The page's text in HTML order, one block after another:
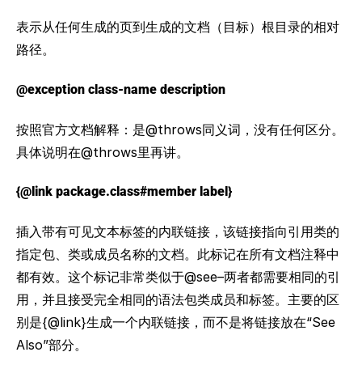
表示从任何生成的页到生成的文档（目标）根目录的相对
路径。
@exception class-name description
按照官方文档解释：是@throws同义词，没有任何区分。
具体说明在@throws里再讲。
{@link package.class#member label}
插入带有可见文本标签的内联链接，该链接指向引用类的
指定包、类或成员名称的文档。此标记在所有文档注释中
都有效。这个标记非常类似于@see–两者都需要相同的引
用，并且接受完全相同的语法包类成员和标签。主要的区
别是{@link}生成一个内联链接，而不是将链接放在“See
Also”部分。